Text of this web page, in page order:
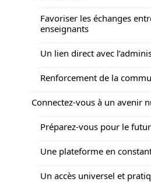
Favoriser les échanges
enseignants
Un lien direct avec
Renforcement de la
Connectez-vous à un avenir
Préparez-vous pour le
Une plateforme en
Un accès universel et